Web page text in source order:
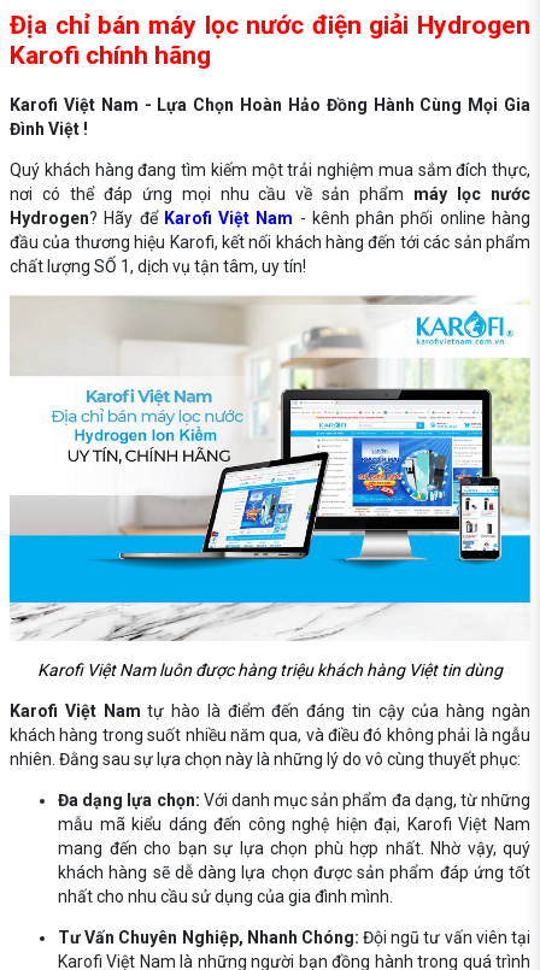
Địa chỉ bán máy lọc nước điện giải Hydrogen
Karofi chính hãng
Karofi Việt Nam - Lựa Chọn Hoàn Hảo Đồng Hành Cùng Mọi Gia
Đình Việt !
Quý khách hàng đang tìm kiếm một trải nghiệm mua sắm đích thực,
nơi có thể đáp ứng mọi nhu cầu về sản phẩm máy lọc nước
Hydrogen? Hãy để Karofi Việt Nam - kênh phân phối online hàng
đầu của thương hiệu Karofi, kết nối khách hàng đến tới các sản phẩm
chất lượng SỐ 1, dịch vụ tận tâm, uy tín!
Karofi Việt Nam luôn được hàng triệu khách hàng Việt tin dùng
Karofi Việt Nam tự hào là điểm đến đáng tin cậy của hàng ngàn
khách hàng trong suốt nhiều năm qua, và điều đó không phải là ngẫu
nhiên. Đằng sau sự lựa chọn này là những lý do vô cùng thuyết phục:
Đa dạng lựa chọn: Với danh mục sản phẩm đa dạng, từ những
mẫu mã kiểu dáng đến công nghệ hiện đại, Karofi Việt Nam
mang đến cho bạn sự lựa chọn phù hợp nhất. Nhờ vậy, quý
khách hàng sẽ dễ dàng lựa chọn được sản phẩm đáp ứng tốt
nhất cho nhu cầu sử dụng của gia đình mình.
Tư Vấn Chuyên Nghiệp, Nhanh Chóng: Đội ngũ tư vấn viên tại
Karofi Việt Nam là những người bạn đồng hành trong quá trình